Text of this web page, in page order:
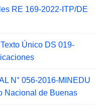
RE 169-2022-ITP/DE
Único DS 019-
N° 056-2016-MINEDU
Nacional de Buenas